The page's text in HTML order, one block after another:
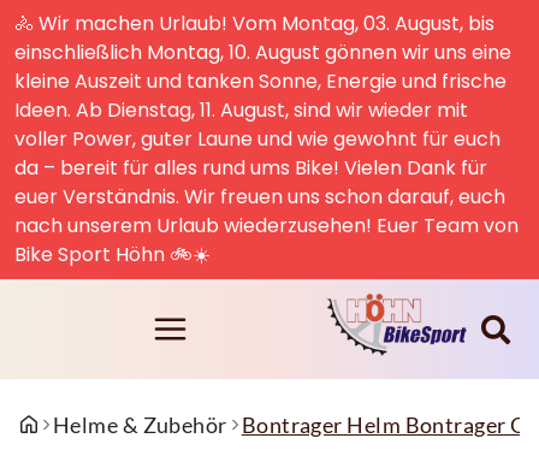
🚴 Wir machen Urlaub! Vom Montag, 03. August, bis
einschließlich Montag, 10. August gönnen wir uns eine
kleine Auszeit und tanken Sonne, Energie und frische
Ideen. Ab Dienstag, 11. August, sind wir wieder mit
voller Power, guter Laune und wie gewohnt für euch
da – bereit für alles rund ums Bike! Vielen Dank für
euer Verständnis. Wir freuen uns schon darauf, euch
nach unserem Urlaub wiederzusehen! Euer Team von
Bike Sport Höhn 🚲☀️
Helme & Zubehör Bontrager Helm Bontrager